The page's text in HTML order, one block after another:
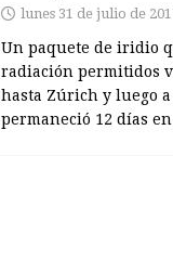
lunes 31 de julio de
Un paquete de iridio
radiación permitidos
hasta Zúrich y luego
permaneció 12 días